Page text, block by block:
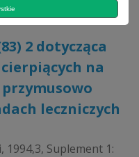
2 dotycząca
na
leczniczych
Suplement 1: